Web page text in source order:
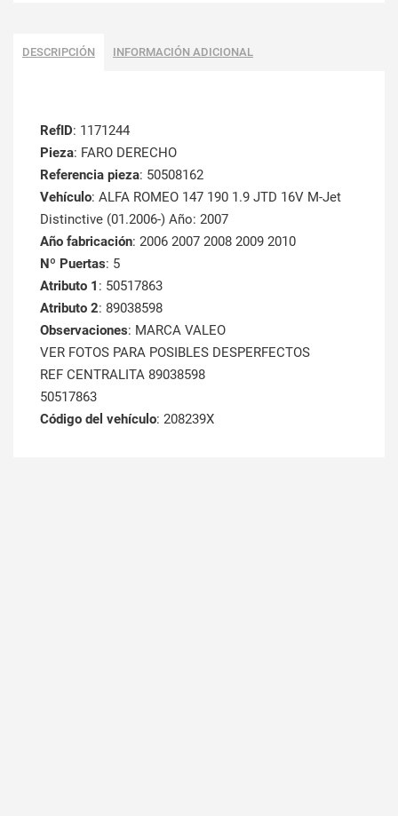
DESCRIPCIÓN INFORMACIÓN ADICIONAL
RefID: 1171244
Pieza: FARO DERECHO
Referencia pieza: 50508162
Vehículo: ALFA ROMEO 147 190 1.9 JTD 16V M-Jet
Distinctive (01.2006-) Año: 2007
Año fabricación: 2006 2007 2008 2009 2010
Nº Puertas: 5
Atributo 1 : 50517863
Atributo 2: 89038598
Observaciones: MARCA VALEO
VER FOTOS PARA POSIBLES DESPERFECTOS
REF CENTRALITA 89038598
50517863
Código del vehículo: 208239X